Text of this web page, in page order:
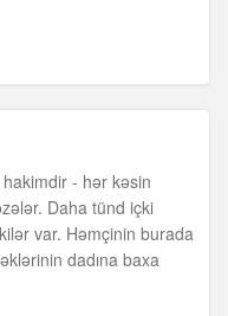
- hər kəsin
Daha tünd içki
var. Həmçinin burada
dadına baxa